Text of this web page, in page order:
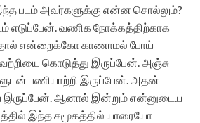
படம் அவர்களுக்கு என்ன சொல்லும்?
எடுப்பேன். வணிக நோக்கத்திற்காக
என்றைக்கோ காணாமல் போய்
கொடுத்து இருப்பேன். அஞ்சு
பணியாற்றி இருப்பேன். அதன்
இருப்பேன். ஆனால் இன்றும் என்னுடைய
இந்த சமூகத்தில் யாரையோ